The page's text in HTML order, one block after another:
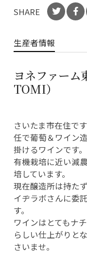
SHARE
生産者情報
ヨネファー
TOMI）
さいたま市在住で
任で葡萄＆ワイン
掛けるワインです。
有機栽培に近い減
培しています。
現在醸造所は持た
イヂラボさんに委
す。
ワインはとてもナ
らしい仕上がりと
さいませ。